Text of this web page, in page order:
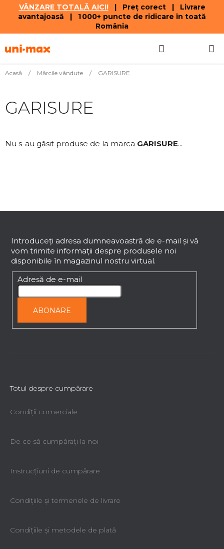
VÂNZARE TOTALĂ AICI!| Preț corect | Livrare
avantajoasă | 1 000+ puncte de ridicare în toată
România
la
DE
Acasă / Mărcile vândute / GARISURE
GARISURE
Nu s-au găsit produse de la marca GARISURE...
Introduceţi adresa dumneavoastră de e-mail şi vă
vom trimite informaţii despre produsele noi
disponibile în magazinul nostru virtual.
Adresă de e-mail
ABONARE
Totul despre cumpărare
Condiții comerciale
De ce să cumpăraţi la noi
Instrucțiuni de cumpărare
Condiţiile şi termenele de livrare
Condiţiile şi metodele de plată